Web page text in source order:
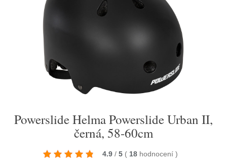
Powerslide Helma Powerslide Urban II,
černá, 58-60cm
4.9 / 5 ( 18 hodnocení )